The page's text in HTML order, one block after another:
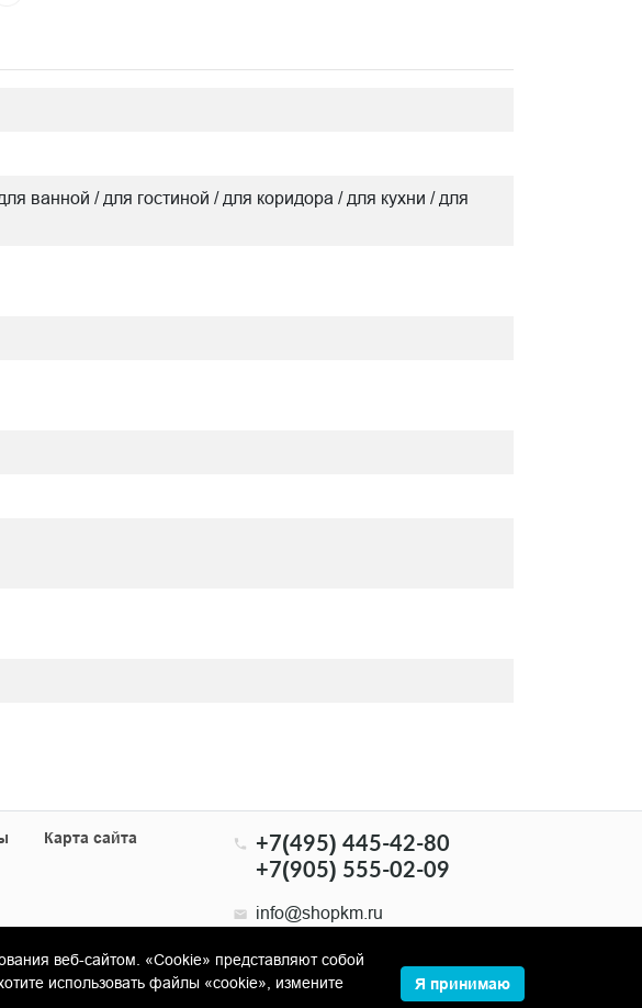
ванной / для гостиной / для коридора / для кухни / для
Карта сайта
+7(495) 445-42-80
+7(905) 555-02-09
info@shopkm.ru
веб-сайтом. «Cookie» представляют собой
использовать файлы «cookie», измените
Я принимаю